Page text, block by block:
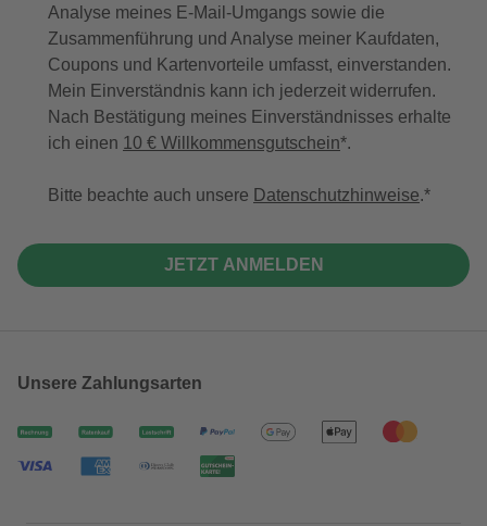
Analyse meines E-Mail-Umgangs sowie die
Zusammenführung und Analyse meiner Kaufdaten,
Coupons und Kartenvorteile umfasst, einverstanden.
Mein Einverständnis kann ich jederzeit widerrufen.
Nach Bestätigung meines Einverständnisses erhalte
ich einen 10 € Willkommensgutschein*.
Bitte beachte auch unsere Datenschutzhinweise.
JETZT ANMELDEN
Unsere Zahlungsarten